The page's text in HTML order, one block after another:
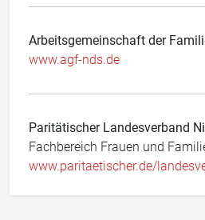
Arbeitsgemeinschaft der
www.agf-nds.de
Paritätischer Landesverband
Fachbereich Frauen und
www.paritaetischer.de/landesv